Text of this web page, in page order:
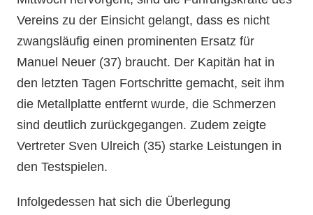
Vereins zu der Einsicht gelangt, dass es nicht
zwangsläufig einen prominenten Ersatz für
Manuel Neuer (37) braucht. Der Kapitän hat in
den letzten Tagen Fortschritte gemacht, seit ihm
die Metallplatte entfernt wurde, die Schmerzen
sind deutlich zurückgegangen. Zudem zeigte
Vertreter Sven Ulreich (35) starke Leistungen in
den Testspielen.
Infolgedessen hat sich die Überlegung